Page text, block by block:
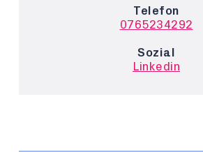
Telefon
0765234292
Sozial
Linkedin